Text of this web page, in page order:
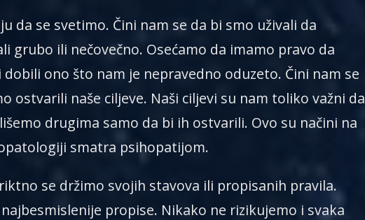
da se svetimo. Čini nam se da bi smo uživali da
grubo ili nečovečno. Osećamo da imamo pravo da
ono što nam je nepravedno oduzeto. Čini nam se
ostvarili naše ciljeve. Naši ciljevi su nam toliko važni da
drugima samo da bi ih ostvarili. Ovo su načini na
smatra psihopatijom.
se držimo svojih stavova ili propisanih pravila.
propise. Nikako ne rizikujemo i svaka